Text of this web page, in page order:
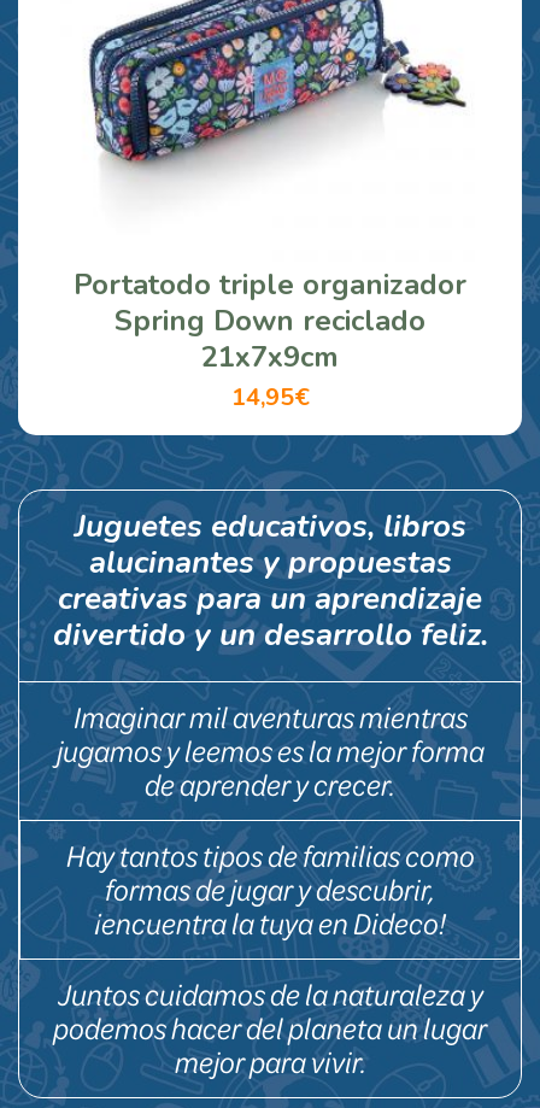
Portatodo triple organizador
Spring Down reciclado
21x7x9cm
14,95€
Juguetes educativos, libros
alucinantes y propuestas
creativas para un aprendizaje
divertido y un desarrollo feliz.
Imaginar mil aventuras mientras
jugamos y leemos es la mejor forma
de aprender y crecer.
Hay tantos tipos de familias como
formas de jugar y descubrir,
¡encuentra la tuya en Dideco!
Juntos cuidamos de la naturaleza y
podemos hacer del planeta un lugar
mejor para vivir.